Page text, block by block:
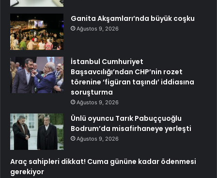
Ganita Akşamları’nda büyük coşku
Ağustos 9, 2026
İstanbul Cumhuriyet
Başsavcılığı’ndan CHP’nin rozet
törenine ‘figüran taşındı’ iddiasına
soruşturma
Ağustos 9, 2026
Ünlü oyuncu Tarık Pabuççuoğlu
Bodrum’da misafirhaneye yerleşti
Ağustos 9, 2026
Araç sahipleri dikkat! Cuma gününe kadar ödenmesi
gerekiyor